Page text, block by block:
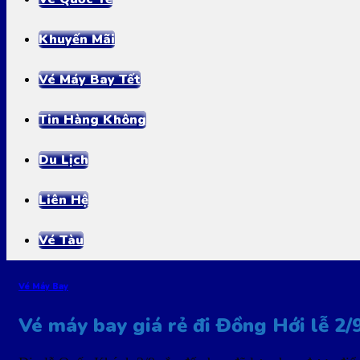
Khuyến Mãi
Vé Máy Bay Tết
Tin Hàng Không
Du Lịch
Liên Hệ
Vé Tàu
Vé Máy Bay
Vé máy bay giá rẻ đi Đồng Hới lễ 2/